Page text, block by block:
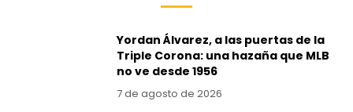
Yordan Álvarez, a las puertas de la
Triple Corona: una hazaña que MLB
no ve desde 1956
7 de agosto de 2026